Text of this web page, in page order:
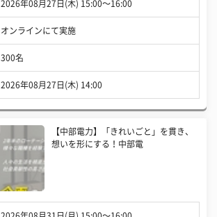
2026年08月27日(木) 15:00〜16:00
オンラインにて実施
300名
2026年08月27日(木) 14:00
【中部電力】「きれいごと」を貫き、
想いを形にする！中部電